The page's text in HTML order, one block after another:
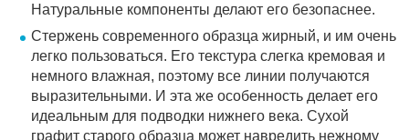
Натуральные компоненты делают его безопаснее.
Стержень современного образца жирный, и им очень
легко пользоваться. Его текстура слегка кремовая и
немного влажная, поэтому все линии получаются
выразительными. И эта же особенность делает его
идеальным для подводки нижнего века. Сухой
графит старого образца может навредить нежному